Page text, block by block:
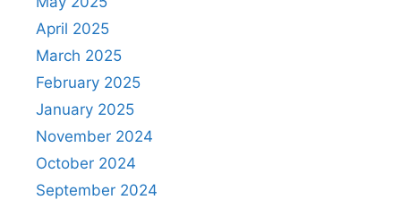
April 2025
March 2025
February 2025
January 2025
November 2024
October 2024
September 2024